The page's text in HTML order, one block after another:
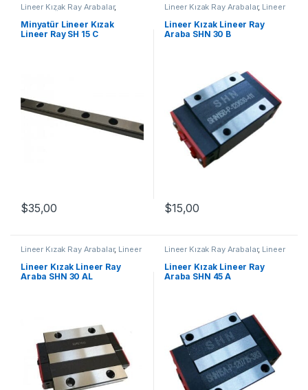
Lineer Kızak Ray Arabalar,
Kızak Lineer Ray SH Serisi
Minyatür Lineer Kızak
Lineer Ray SH 15 C
$35,00
Lineer Kızak Ray Arabalar, Lineer
Ürünler
Lineer Kızak Lineer Ray
Araba SHN 30 B
$15,00
Lineer Kızak Ray Arabalar, Lineer
Mekanik Ürünler
Lineer Kızak Lineer Ray
Araba SHN 30 AL
Lineer Kızak Ray Arabalar, Lineer
Ürünler
Lineer Kızak Lineer Ray
Araba SHN 45 A